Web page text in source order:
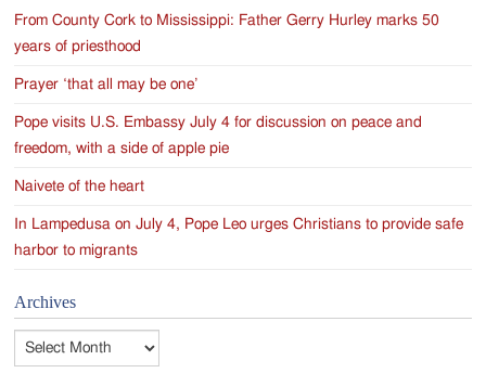
From County Cork to Mississippi: Father Gerry Hurley marks 50
years of priesthood
Prayer ‘that all may be one’
Pope visits U.S. Embassy July 4 for discussion on peace and
freedom, with a side of apple pie
Naivete of the heart
In Lampedusa on July 4, Pope Leo urges Christians to provide safe
harbor to migrants
Archives